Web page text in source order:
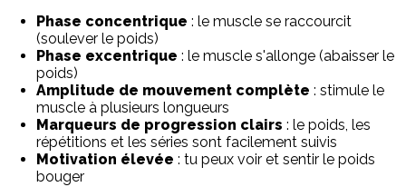
Phase concentrique : le muscle se raccourcit
(soulever le poids)
Phase excentrique : le muscle s'allonge (abaisser le
poids)
Amplitude de mouvement complète : stimule le
muscle à plusieurs longueurs
Marqueurs de progression clairs : le poids, les
répétitions et les séries sont facilement suivis
Motivation élevée : tu peux voir et sentir le poids
bouger